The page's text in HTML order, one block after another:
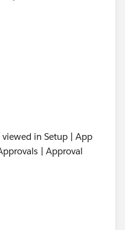
in Setup | App
| Approval